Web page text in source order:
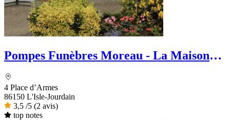
Pompes Funèbres Moreau - La Maison
4 Place d’Armes
86150 L'Isle-Jourdain
3,5 /5 (2 avis)
top notes